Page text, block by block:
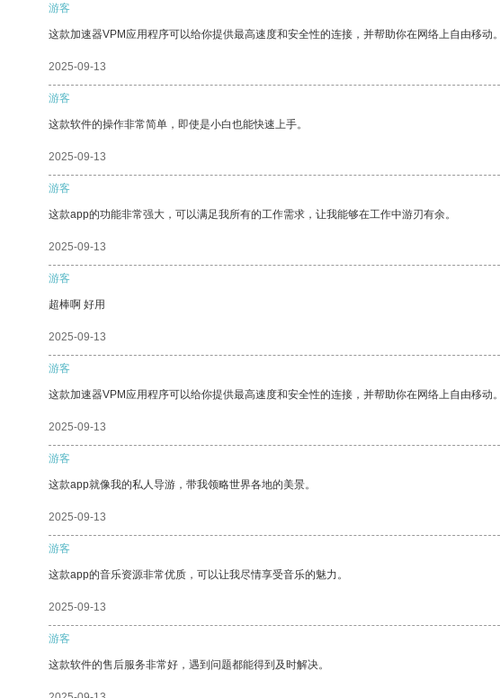
游客
这款加速器VPM应用程序可以给你提供最高速度和安全性的连接，并帮助你在网络上自由移动。
2025-09-13
游客
这款软件的操作非常简单，即使是小白也能快速上手。
2025-09-13
游客
这款app的功能非常强大，可以满足我所有的工作需求，让我能够在工作中游刃有余。
2025-09-13
游客
超棒啊 好用
2025-09-13
游客
这款加速器VPM应用程序可以给你提供最高速度和安全性的连接，并帮助你在网络上自由移动。
2025-09-13
游客
这款app就像我的私人导游，带我领略世界各地的美景。
2025-09-13
游客
这款app的音乐资源非常优质，可以让我尽情享受音乐的魅力。
2025-09-13
游客
这款软件的售后服务非常好，遇到问题都能得到及时解决。